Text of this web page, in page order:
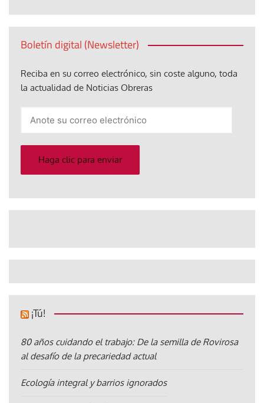
Boletín digital (Newsletter)
Reciba en su correo electrónico, sin coste alguno, toda
la actualidad de Noticias Obreras
electrónico
Haga clic para enviar
¡Tú!
80 años cuidando el trabajo: De la semilla de Rovirosa
al desafío de la precariedad actual
Ecología integral y barrios ignorados